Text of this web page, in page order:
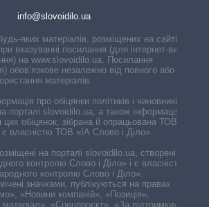
info@slovoidilo.ua
яких матеріалів, розміщених на сайті,
вказуванні посилання (для інтернет-видань
на www.slovoidilo.ua. Посилання
обов’язкове незалежно від повного або
матеріалів.
про обіцянки політиків і чиновників,
порталі slovoidilo.ua, а також інформація про
обіцянок, зібрана й опрацьована ТОВ «ІА
є власністю ТОВ «ІА Слово і Діло».
на порталі slovoidilo.ua, створені ГО
контролю Слово і Діло» і є власністю
контролю Слово і Діло».
значками, публікуються на правах
«Новини компаній», «Позиція»,
«Спецпроєкт», «За підтримки».